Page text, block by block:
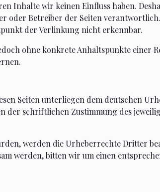
Inhalte wir keinen Einfluss haben.
oder Betreiber der Seiten
der Verlinkung nicht erkennbar.
ohne konkrete Anhaltspunkte einer
Seiten unterliegen dem deutschen
schriftlichen Zustimmung des
werden die Urheberrechte Dritter
werden, bitten wir um einen